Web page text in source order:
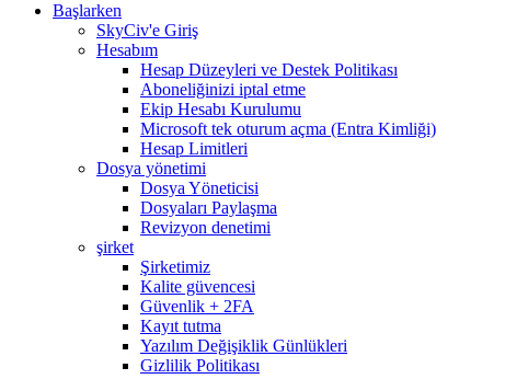
Başlarken
SkyCiv'e Giriş
Hesabım
Hesap Düzeyleri ve Destek Politikası
Aboneliğinizi iptal etme
Ekip Hesabı Kurulumu
Microsoft tek oturum açma (Entra Kimliği)
Hesap Limitleri
Dosya yönetimi
Dosya Yöneticisi
Dosyaları Paylaşma
Revizyon denetimi
şirket
Şirketimiz
Kalite güvencesi
Güvenlik + 2FA
Kayıt tutma
Yazılım Değişiklik Günlükleri
Gizlilik Politikası